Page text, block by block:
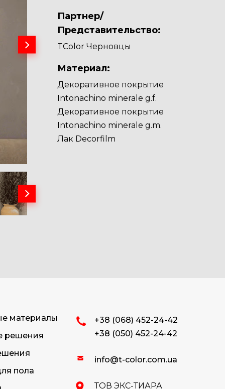
Партнер/
Представительство:
TColor Черновцы
Материал:
Декоративное покрытие
Intonachino minerale g.f.
Декоративное покрытие
Intonachino minerale g.m.
Лак Decorfilm
материалы
решения
пола
+38 (068) 452-24-42
+38 (050) 452-24-42
info@t-color.com.ua
ТОВ ЭКС-ТИАРА